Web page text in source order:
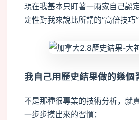
現在我基本只盯著一兩家自己認
定性對我來說比所謂的“高倍技巧”
m
我自己用歷史結果做的幾個
不是那種很專業的技術分析，就
一步步摸出來的習慣：